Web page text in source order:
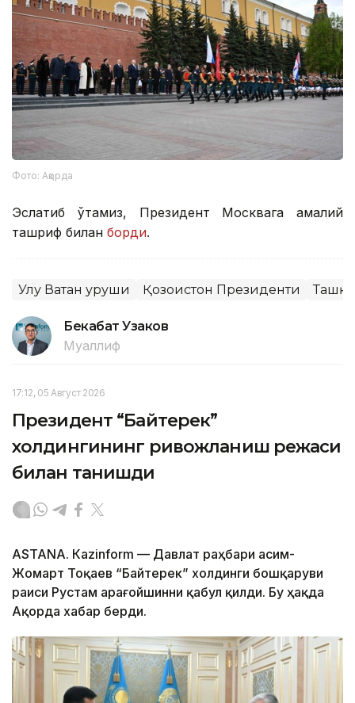
Фото: Ақорда
Эслатиб ўтамиз, Президент Москвага амалий
ташриф билан борди.
Улуғ Ватан уруши Қозоғистон Президенти
Бекабат Узаков
Муаллиф
17:12, 05 Август 2026
Президент “Байтерек”
холдингининг ривожланиш режаси
билан танишди
ASTANА. Каzinform — Давлат раҳбари Қасим-
Жомарт Тоқаев “Байтерек” холдинги бошқаруви
раиси Рустам Қарағойшинни қабул қилди. Бу ҳақда
Ақорда хабар берди.